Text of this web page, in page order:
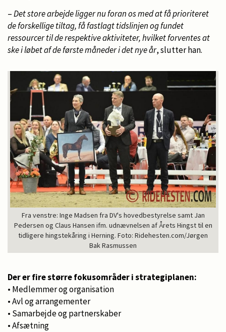
–Det store arbejde ligger nu foran os med at få prioriteret
de forskellige tiltag, få fastlagt tidslinjen og fundet
ressourcer til de respektive aktiviteter, hvilket forventes at
ske i løbet af de første måneder i det nye år, slutter han.
Fra venstre: Inge Madsen fra DV's hovedbestyrelse samt Jan
Pedersen og Claus Hansen ifm. udnævnelsen af Årets Hingst til en
tidligere hingstekåring i Herning. Foto: Ridehesten.com/Jørgen
Bak Rasmussen
Der er fire større fokusområder i strategiplanen:
• Medlemmer og organisation
• Avl og arrangementer
• Samarbejde og partnerskaber
• Afsætning